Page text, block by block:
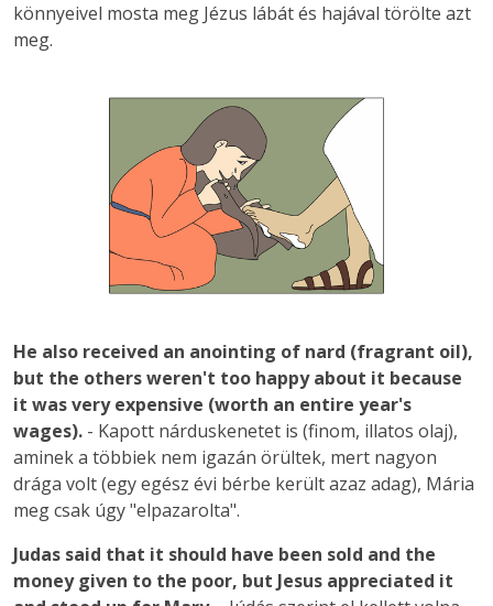
könnyeivel mosta meg Jézus lábát és hajával törölte azt
meg.
He also received an anointing of nard (fragrant oil),
but the others weren't too happy about it because
it was very expensive (worth an entire year's
wages). - Kapott nárduskenetet is (finom, illatos olaj),
aminek a többiek nem igazán örültek, mert nagyon
drága volt (egy egész évi bérbe került azaz adag), Mária
meg csak úgy "elpazarolta".
Judas said that it should have been sold and the
money given to the poor, but Jesus appreciated it